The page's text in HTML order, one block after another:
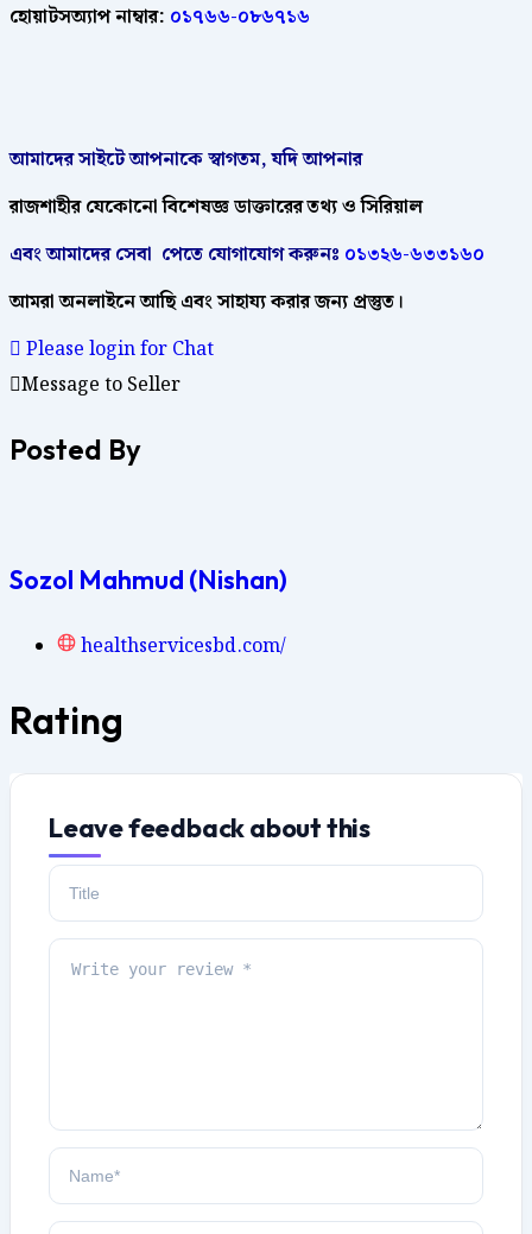
হোয়াটসঅ্যাপ নাম্বার: ০১৭৬৬-০৮৬৭১৬
আমাদেরসাইটেআপনাকেস্বাগতম,যদিআপনার
রাজশাহীর যেকোনো বিশেষজ্ঞডাক্তারেরতথ্য ও সিরিয়াল
এবং আমাদের সেবা পেতে যোগাযোগ করুনঃ ০১৩২৬-৬৩৩১৬০
আমরা অনলাইনেআছি এবংসাহায্যকরারজন্য প্রস্তুত।
Please login for Chat
Message to Seller
Posted By
Sozol Mahmud (Nishan)
healthservicesbd.com/
Rating
Leave feedback about this